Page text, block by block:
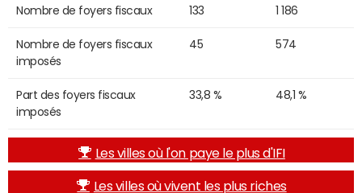
Nombre de foyers fiscaux 133 1 186
Nombre de foyers fiscaux
imposés
45 574
Part des foyers fiscaux
imposés
33,8 % 48,1 %
Les villes où l'on paye le plus d'IFI
Les villes où vivent les plus riches